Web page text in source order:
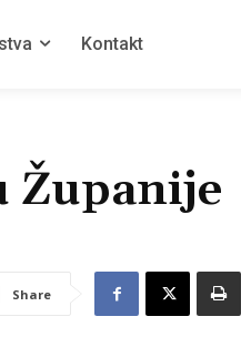
Kontakt
Županije
Share